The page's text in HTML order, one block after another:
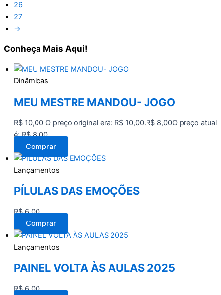
26
27
→
Conheça Mais Aqui!
Dinâmicas
MEU MESTRE MANDOU- JOGO
R$10,00 O preço original era: R$ 10,00.R$ 8,00O preço atual
é: R$ 8,00.
Comprar
Lançamentos
PÍLULAS DAS EMOÇÕES
R$6,00
Comprar
Lançamentos
PAINEL VOLTA ÀS AULAS 2025
R$6,00